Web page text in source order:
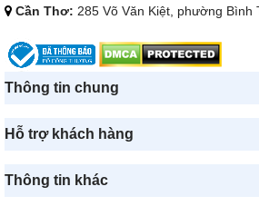
Cần Thơ: 285 Võ Văn Kiệt, phường Bình
Thông tin chung
Hỗ trợ khách hàng
Thông tin khác